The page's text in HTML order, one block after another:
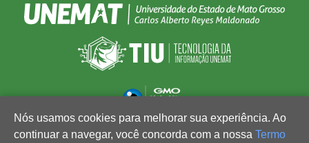
Nós usamos cookies para melhorar sua experiência. Ao
continuar a navegar, você concorda com a nossa Termo